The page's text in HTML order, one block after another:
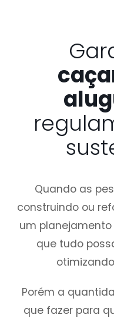
Quando as
construindo ou
um
que tudo
Porém a
que fazer para